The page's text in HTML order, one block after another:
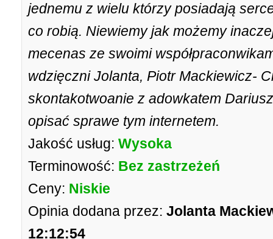
jednemu z wielu którzy posiadają
co robią. Niewiemy jak możemy
mecenas ze swoimi
wdzięczni Jolanta, Piotr Mackiewicz-
skontakotwoanie z adowkatem
opisać sprawe tym internetem.
Jakość usług: Wysoka
Terminowość: Bez zastrzeżeń
Ceny: Niskie
Opinia dodana przez: Jolanta
12:12:54